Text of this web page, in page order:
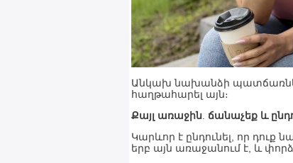
Անկախ նախանձի
հաղթահարել այն։
Քայլ առաջին ճանաչեք և
Կարևոր է ընդունել, որ դուք
երբ այն առաջանում է, և